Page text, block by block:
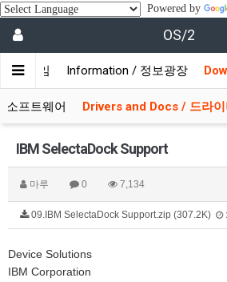
Powered by
OS/2
자모임 Information / 정보광장
소프트웨어 Drivers and Docs / 드라이
IBM SelectaDock Support
마루 0 7,134
09.IBM SelectaDock Support.zip (307.2K)
Device Solutions
IBM Corporation